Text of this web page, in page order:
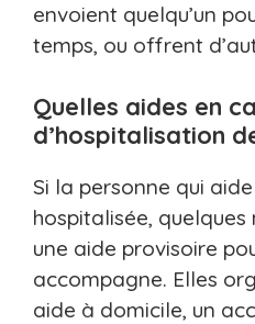
envoient quelqu’un
temps, ou offrent
Quelles aides en
d’hospitalisation
Si la personne qui
hospitalisée,
une aide provisoire
accompagne. Elles
aide à domicile, un